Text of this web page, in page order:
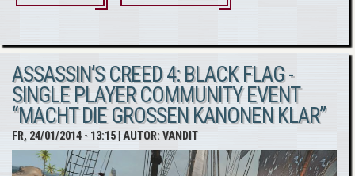
Fakten
sprechen für
Settingwechsel
nach Ägypten
bzw.
ASSASSIN’S CREED 4: BLACK FLAG -
SINGLE PLAYER COMMUNITY EVENT
“MACHT DIE GROSSEN KANONEN KLAR”
FR, 24/01/2014 - 13:15| AUTOR:VANDIT